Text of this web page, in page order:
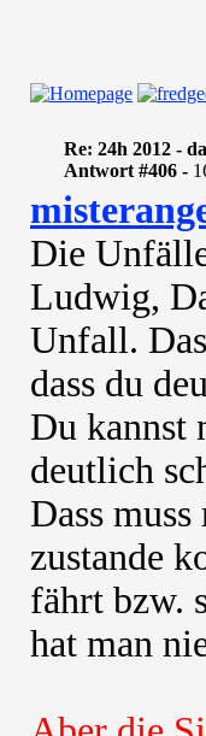
Re: 24h 2012 -
Antwort #406 -
Die
Ludwig,
Unfall.
dass du
Du kannst
deutlich
Dass
zustande
fährt bzw.
hat man